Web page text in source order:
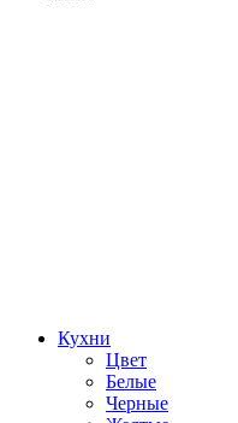
Кухни
Цвет
Белые
Черные